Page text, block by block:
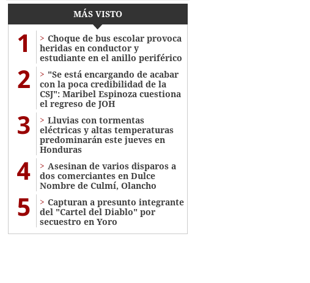
MÁS VISTO
1
Choque de bus escolar provoca
heridas en conductor y
estudiante en el anillo periférico
2
"Se está encargando de acabar
con la poca credibilidad de la
CSJ": Maribel Espinoza cuestiona
el regreso de JOH
3
Lluvias con tormentas
eléctricas y altas temperaturas
predominarán este jueves en
Honduras
4
Asesinan de varios disparos a
dos comerciantes en Dulce
Nombre de Culmí, Olancho
5
Capturan a presunto integrante
del "Cartel del Diablo" por
secuestro en Yoro